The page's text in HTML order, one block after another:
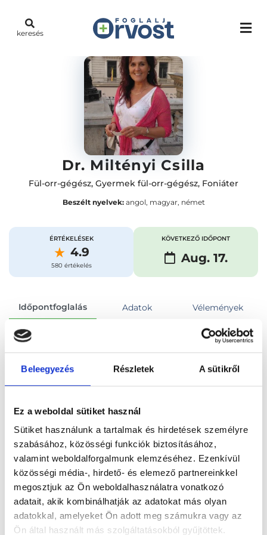
Beleegyezés Részletek A sütikről
Ez a weboldal sütiket használ
Sütiket használunk a tartalmak és hirdetések személyre
szabásához, közösségi funkciók biztosításához,
valamint weboldalforgalmunk elemzéséhez. Ezenkívül
közösségi média-, hirdető- és elemező partnereinkkel
megosztjuk az Ön weboldalhasználatra vonatkozó
adatait, akik kombinálhatják az adatokat más olyan
adatokkal, amelyeket Ön adott meg számukra vagy az
Ön által használt más szolgáltatásokból gyűjtöttek.
keresés
Dr. Miltényi Csilla
Fül-orr-gégész, Gyermek fül-orr-gégész, Foniáter
Beszélt nyelvek:angol, magyar, német
ÉRTÉKELÉSEK
4.9
580 értékelés
KÖVETKEZŐ IDŐPONT
Aug. 17.
Időpontfoglalás Adatok Vélemények
Foglalj időpontot
Összes szakterület
Főoldal Orvosok Fül-orr-gégész
Fül-orr-gégész, Budapest, II. kerület
Dr. Miltényi Csilla